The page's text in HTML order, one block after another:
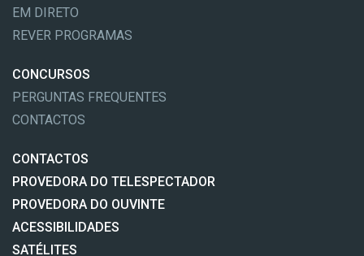
EM DIRETO
REVER PROGRAMAS
CONCURSOS
PERGUNTAS FREQUENTES
CONTACTOS
CONTACTOS
PROVEDORA DO TELESPECTADOR
PROVEDORA DO OUVINTE
ACESSIBILIDADES
SATÉLITES